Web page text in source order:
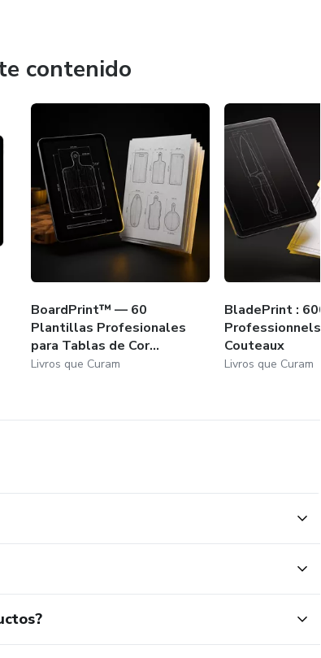
contenido
BoardPrint™ — 60
Plantillas Profesionales
para Tablas de Cor...
Livros que Curam
BladePrint :
Professionnels
Couteaux
Livros que Curam